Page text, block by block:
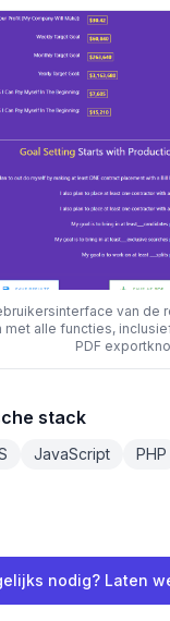
van de
met alle functies,
PDF
stack
JavaScript PHP
nodig? Laten